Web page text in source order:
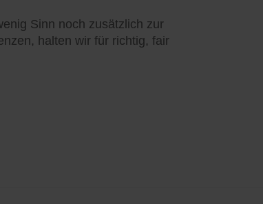
Sinn noch zusätzlich zur
halten wir für richtig, fair